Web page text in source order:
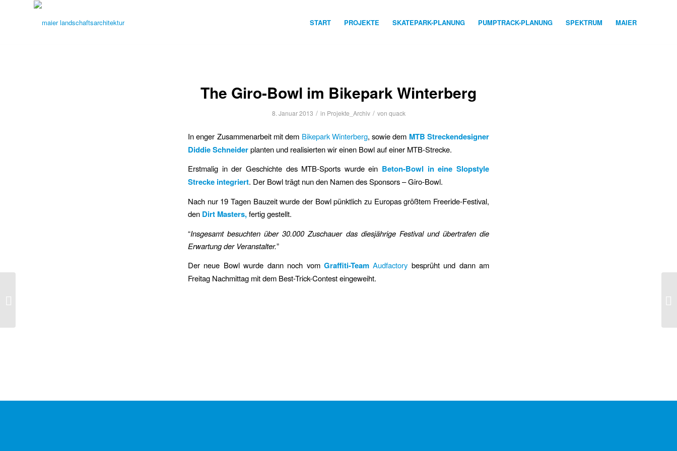
START PROJEKTE SKATEPARK-PLANUNG PUMPTRACK-PLANUNG SPEKTRUM MAIER
The Giro-Bowl im Bikepark Winterberg
8. Januar 2013 / in Projekte_Archiv / von quack
In enger Zusammenarbeit mit dem Bikepark Winterberg, sowie dem MTB Streckendesigner
Diddie Schneiderplanten und realisierten wir einen Bowl auf einer MTB-Strecke.
Erstmalig in der Geschichte des MTB-Sports wurde ein Beton-Bowl in eine Slopstyle
Strecke integriert. Der Bowl trägt nun den Namen des Sponsors – Giro-Bowl.
Nach nur 19 Tagen Bauzeit wurde der Bowl pünktlich zu Europas größtem Freeride-Festival,
den Dirt Masters,fertig gestellt.
“Insgesamt besuchten über 30.000 Zuschauer das diesjährige Festival und übertrafen die
Erwartung der Veranstalter.”
Der neue Bowl wurde dann noch vom Graffiti-Team Audfactory besprüht und dann am
Freitag Nachmittag mit dem Best-Trick-Contest eingeweiht.